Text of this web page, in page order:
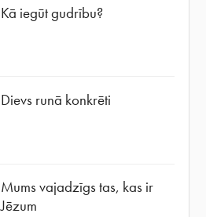
Kā iegūt gudrību?
Dievs runā konkrēti
Mums vajadzīgs tas, kas ir
Jēzum